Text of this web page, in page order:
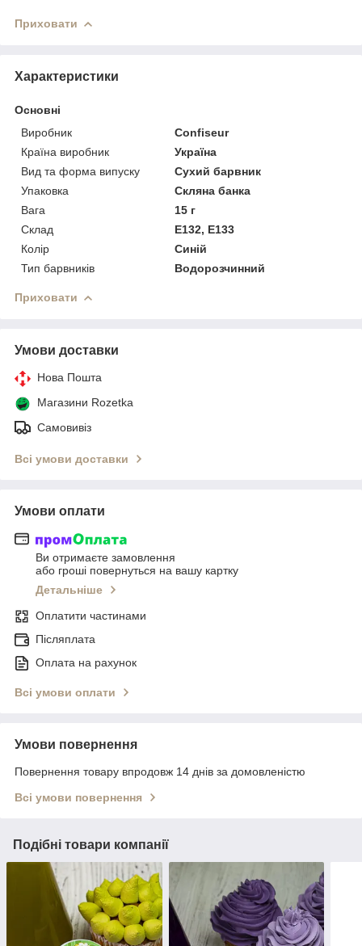
Приховати
Характеристики
Основні
Виробник
Confiseur
Країна виробник
Україна
Вид та форма випуску
Сухий барвник
Упаковка
Скляна банка
Вага
15 г
Склад
Е132, Е133
Колір
Синій
Тип барвників
Водорозчинний
Приховати
Умови доставки
Нова Пошта
Магазини Rozetka
Самовивіз
Всі умови доставки
Умови оплати
Ви отримаєте замовлення
або гроші повернуться на вашу картку
Детальніше
Оплатити частинами
Післяплата
Оплата на рахунок
Всі умови оплати
Умови повернення
Повернення товару впродовж 14 днів за домовленістю
Всі умови повернення
Подібні товари компанії